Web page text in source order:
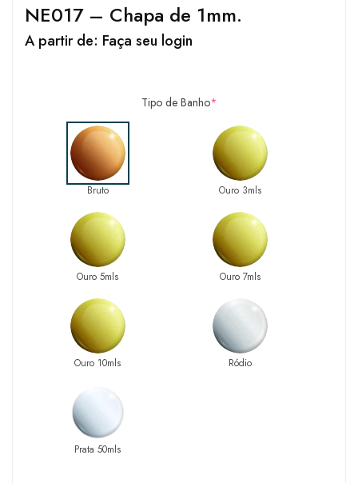
NE017 – Chapa de 1mm.
A partir de: Faça seu login
Tipo de Banho*
Bruto Ouro 3mls
Ouro 5mls Ouro 7mls
Ouro 10mls Ródio
Prata 50mls